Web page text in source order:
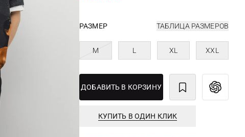
РАЗМЕР ТАБЛИЦА РАЗМЕРОВ
M L XL XXL
ДОБАВИТЬ В КОРЗИНУ
КУПИТЬ В ОДИН КЛИК